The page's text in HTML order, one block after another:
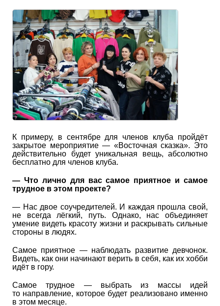
К примеру, в сентябре для членов клуба пройдёт
закрытое мероприятие — «Восточная сказка». Это
действительно будет уникальная вещь, абсолютно
бесплатно для членов клуба.
— Что лично для вас самое приятное и самое
трудное в этом проекте?
— Нас двое соучредителей. И каждая прошла свой,
не всегда лёгкий, путь. Однако, нас объединяет
умение видеть красоту жизни и раскрывать сильные
стороны в людях.
Самое приятное — наблюдать развитие девчонок.
Видеть, как они начинают верить в себя, как их хобби
идёт в гору.
Самое трудное — выбрать из массы идей
то направление, которое будет реализовано именно
в этом месяце.